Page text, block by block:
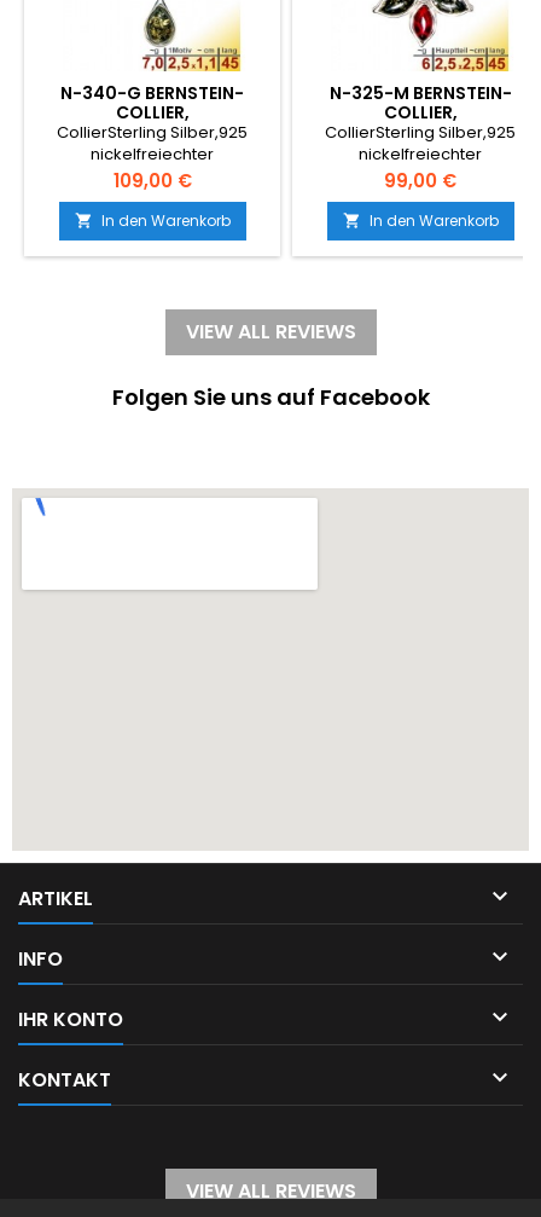
N-340-G BERNSTEIN-
COLLIER,
BERNSTEINSCHMUCK,
SILBER-925
CollierSterling Silber,925
nickelfreiechter
NaturbernsteinFarbe:
grünGröße: M, mittelmodern,
glatt, elegant, schlicht, zeitlos,
Tropfen
Preis
109,00 €
 In den Warenkorb
N-325-M BERNSTEIN-
COLLIER,
BERNSTEINSCHMUCK,
SILBER-925
CollierSterling Silber,925
nickelfreiechter
NaturbernsteinFarbe:
mehrfarbigGröße: M,
mittelmodern, elegant,
verspielt, blume
Preis
99,00 €
 In den Warenkorb
VIEW ALL REVIEWS
Folgen Sie uns auf Facebook
ARTIKEL 
INFO 
IHR KONTO 
KONTAKT 
VIEW ALL REVIEWS